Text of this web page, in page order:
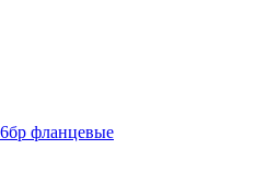
фланцевые